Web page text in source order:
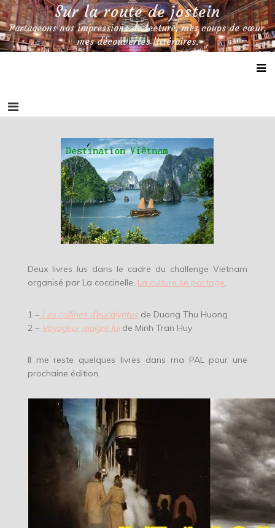
Skip
to
content
Sur la route de jostein
Partageons nos impressions de lecture, mes coups de cœur,
mes découvertes littéraires.
Deux livres lus dans le cadre du challenge Vietnam
organisé par La coccinelle, La culture se partage.
1 –Les collines d’eucalyptusde Duong Thu Huong
2 – Voyageur malgré luide Minh Tran Huy
Il me reste quelques livres dans ma PAL pour une
prochaine édition.